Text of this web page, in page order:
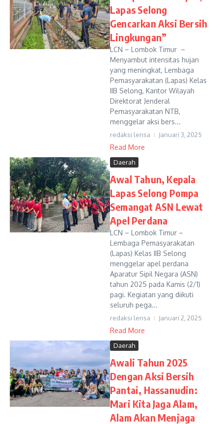
Lapas Selong
Gencarkan Aksi Bersih
Lingkungan”
LCN – Lombok Timur –
Menyambut intensitas hujan
yang meningkat, Lembaga
Pemasyarakatan (Lapas) Kelas
IIB Selong, Kantor Wilayah
Direktorat Jenderal
Pemasyarakatan NTB,
menggelar aksi bers...
redaksi lensa Januari 3, 2025
Read More
Daerah
Awal Tahun, Kepala
Lapas Selong Pompa
Semangat ASN Lewat
Apel Perdana
LCN – Lombok Timur –
Lembaga Pemasyarakatan
(Lapas) Kelas IIB Selong
menggelar apel perdana
Aparatur Sipil Negara (ASN)
tahun 2025 pada Kamis (2/1)
pagi. Kegiatan yang diikuti
seluruh pega...
redaksi lensa Januari 2, 2025
Read More
Daerah
Awali Tahun 2025
Dengan Aksi Bersih
Pantai, Hassanudin:
Mari Kita Jaga Alam,
Alam Akan Menjaga